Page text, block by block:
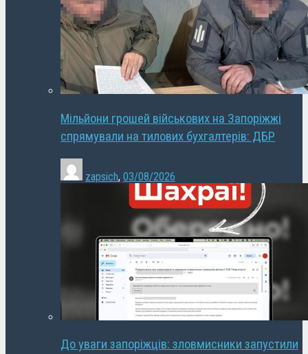
Мільйони грошей військових на Запоріжжі
спрямували на тилових бухгалтерів: ДБР
zapsich, 03/08/2026
До уваги запоріжців: зловмисники запустили